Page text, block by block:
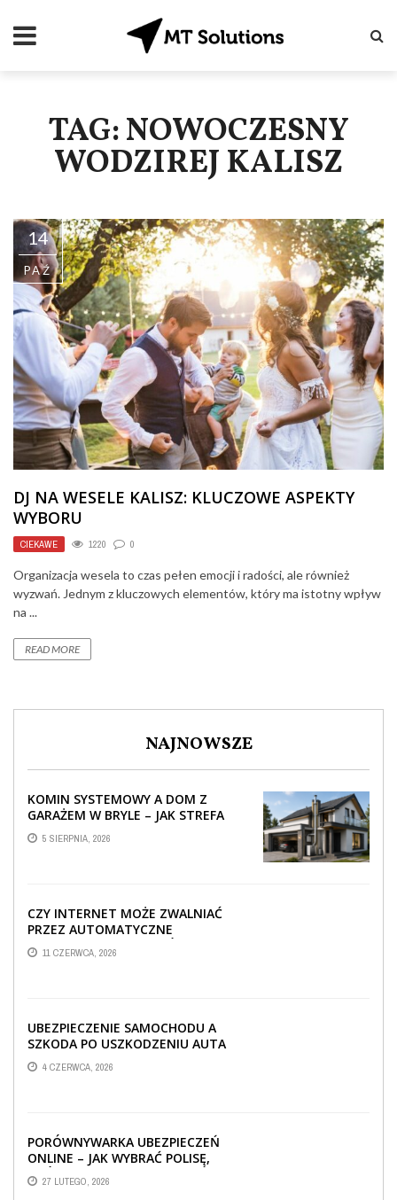
TAG: NOWOCZESNY
WODZIREJ KALISZ
14
PAŹ
DJ NA WESELE KALISZ: KLUCZOWE ASPEKTY
WYBORU
CIEKAWE 1220 0
Organizacja wesela to czas pełen emocji i radości, ale również
wyzwań. Jednym z kluczowych elementów, który ma istotny wpływ
na ...
READ MORE
NAJNOWSZE
KOMIN SYSTEMOWY A DOM Z
GARAŻEM W BRYLE – JAK STREFA
TECHNICZNA WPŁYWA NA
PROWADZENIE ...
5 SIERPNIA, 2026
CZY INTERNET MOŻE ZWALNIAĆ
PRZEZ AUTOMATYCZNE
AKTUALIZACJE SYSTEMÓW SMART
TV?
11 CZERWCA, 2026
UBEZPIECZENIE SAMOCHODU A
SZKODA PO USZKODZENIU AUTA
PRZEZ SPADAJĄCY FRAGMENT
OGRODZENIA
4 CZERWCA, 2026
PORÓWNYWARKA UBEZPIECZEŃ
ONLINE – JAK WYBRAĆ POLISĘ,
KTÓRA REALNIE CHRONI TWÓJ
MAJĄTEK?
27 LUTEGO, 2026